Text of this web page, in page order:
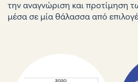
την αναγνώριση και προτίμηση
μέσα σε μία θάλασσα από